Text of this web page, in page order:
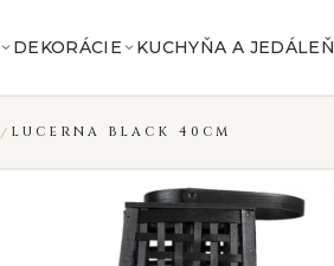
DEKORÁCIE KUCHYŇA A JEDÁLEŇ
LUCERNA BLACK 40CM